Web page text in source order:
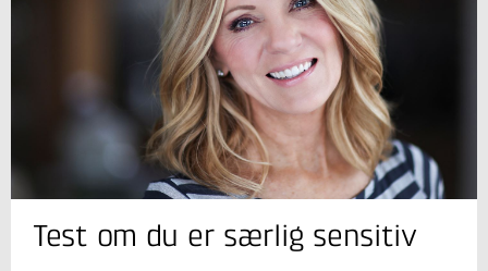
+45 72 20 30 00
Test om du er særlig sensitiv